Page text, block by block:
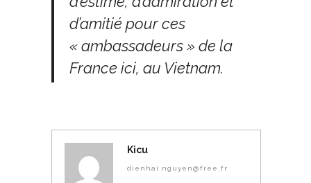
d’amitié pour ces
« ambassadeurs » de la
France ici, au Vietnam.
Kicu
dienhai.nguyen@free.fr